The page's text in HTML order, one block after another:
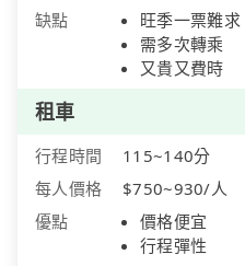
缺點
旺季一票難求
需多次轉乘
又貴又費時
租車
行程時間
115~140分
每人價格
$750~930/人
優點
價格便宜
行程彈性